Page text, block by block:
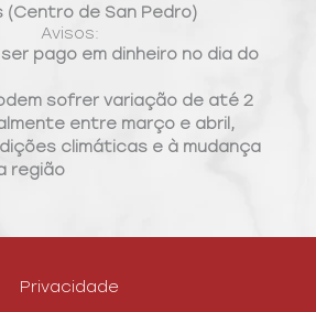
(Centro de San Pedro)
Avisos:
pago em dinheiro no dia do
sofrer variação de até 2
entre março e abril,
climáticas e à mudança
região
Privacidade